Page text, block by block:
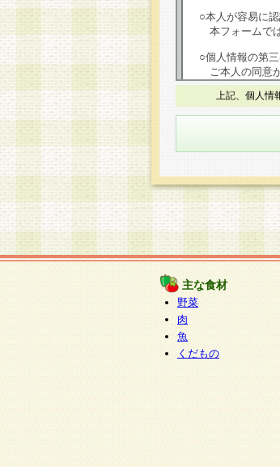
○本人が容易に
本フォームで
○個人情報の第
ご本人の同意
は第三者に提
個人情報の
す企業を選
本人からの求
知・開示・
（以下、総称
開示等に応
ぱくすく食
個人情報を与
合には、当社
い場合がござ
上記、個人
主な食材
野菜
肉
魚
くだもの